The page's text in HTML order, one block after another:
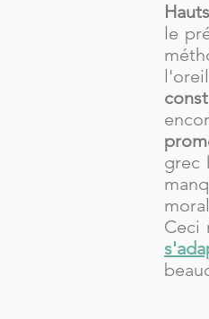
le
grec
Ceci